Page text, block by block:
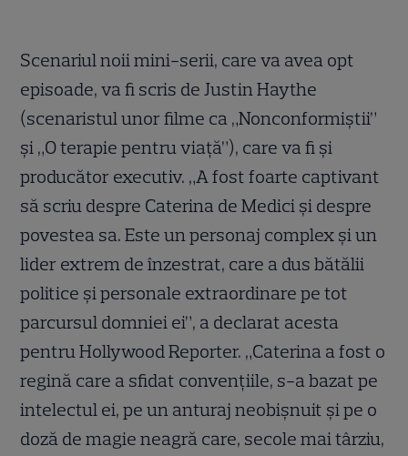
Scenariul noii mini-serii, care va avea opt
episoade, va fi scris de Justin Haythe
(scenaristul unor filme ca „Nonconformiștii”
și „O terapie pentru viață”), care va fi și
producător executiv. „A fost foarte captivant
să scriu despre Caterina de Medici și despre
povestea sa. Este un personaj complex și un
lider extrem de înzestrat, care a dus bătălii
politice și personale extraordinare pe tot
parcursul domniei ei”, a declarat acesta
pentru Hollywood Reporter. „Caterina a fost o
regină care a sfidat convențiile, s-a bazat pe
intelectul ei, pe un anturaj neobișnuit și pe o
doză de magie neagră care, secole mai târziu,